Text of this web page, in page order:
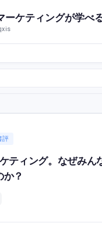
ーケティングが学べ
評
ティング。なぜみん
か？